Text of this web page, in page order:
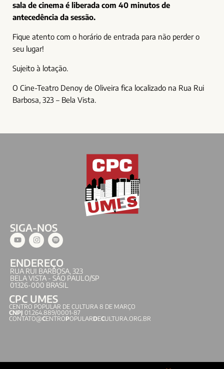
sala de cinema é liberada com 40 minutos de
antecedência da sessão.
Fique atento com o horário de entrada para não perder o
seu lugar!
Sujeito à lotação.
O Cine-Teatro Denoy de Oliveira fica localizado na Rua Rui
Barbosa, 323 – Bela Vista.
SIGA-NOS
ENDEREÇO
RUA RUI BARBOSA, 323
BELA VISTA - SÃO PAULO/SP
01326-000 BRASIL
CPC UMES
CENTRO POPULAR DE CULTURA 8 DE MARÇO
CNPJ 01.264.889/0001-87
CONTATO@CENTROPOPULARDECULTURA.ORG.BR